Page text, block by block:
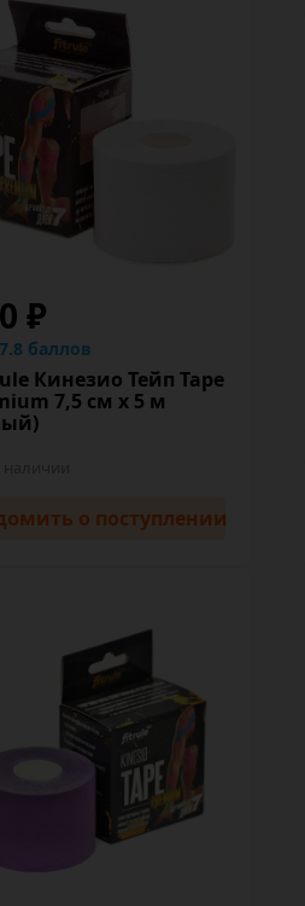
₽
баллов
Кинезио Тейп Tape
7,5 cм х 5 м
о поступлении